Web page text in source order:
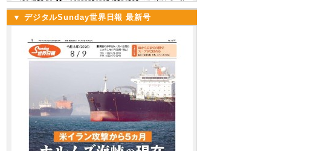
▼ デジタルSunday世界日報 最新号